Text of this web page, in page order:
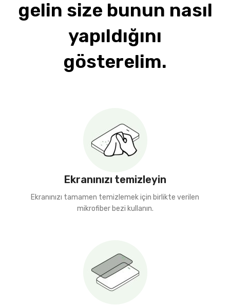
gelin size bunun nasıl
yapıldığını
gösterelim.
Ekranınızı temizleyin
Ekranınızı tamamen temizlemek için birlikte verilen
mikrofiber bezi kullanın.